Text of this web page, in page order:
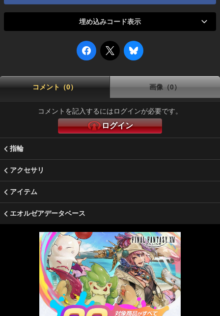
埋め込みコード表示
コメント（0） 画像（0）
コメントを記入するにはログインが必要です。
ログイン
指輪
アクセサリ
アイテム
エオルゼアデータベース